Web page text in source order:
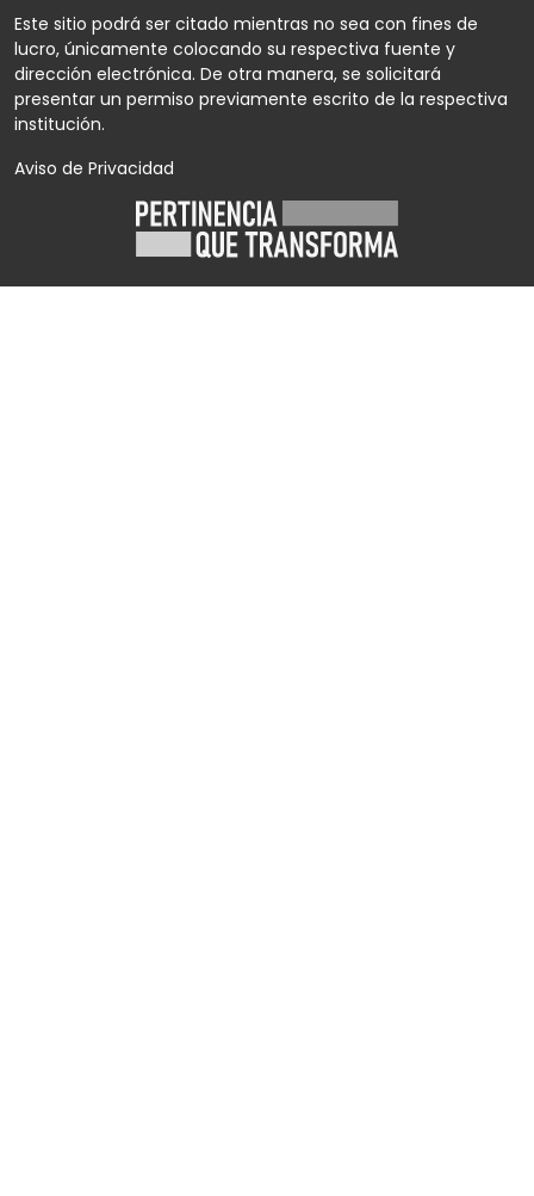
Este sitio podrá ser citado mientras no sea con fines de
lucro, únicamente colocando su respectiva fuente y
dirección electrónica. De otra manera, se solicitará
presentar un permiso previamente escrito de la respectiva
institución.
Aviso de Privacidad